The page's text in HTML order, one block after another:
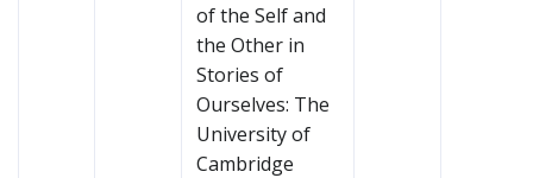
of the Self and
the Other in
Stories of
Ourselves: The
University of
Cambridge